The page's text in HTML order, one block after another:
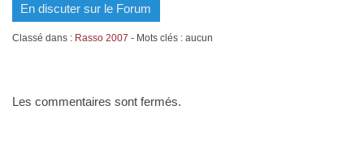
En discuter sur le Forum
Classé dans : Rasso 2007 - Mots clés : aucun
Les commentaires sont fermés.